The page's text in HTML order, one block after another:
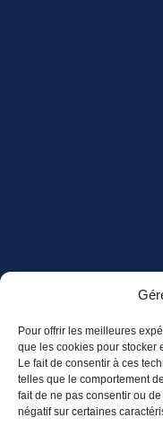
Pour offrir les meilleures
que les cookies pour stocker
Le fait de consentir à ces
telles que le comportement
fait de ne pas consentir ou
négatif sur certaines